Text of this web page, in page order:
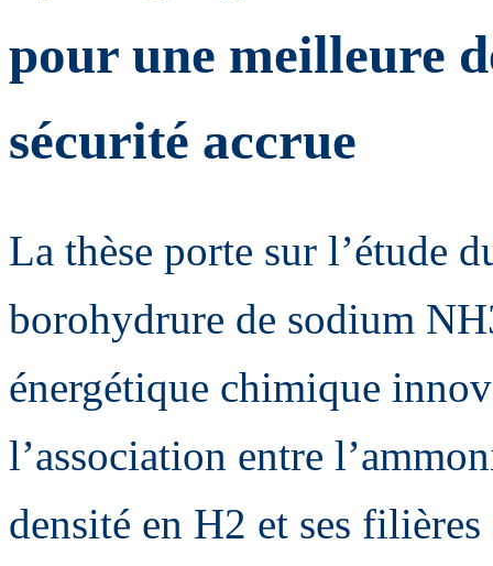
pour une meilleure
sécurité accrue
La thèse porte sur l’étude
borohydrure de sodium
énergétique chimique
l’association entre
densité en H2 et ses